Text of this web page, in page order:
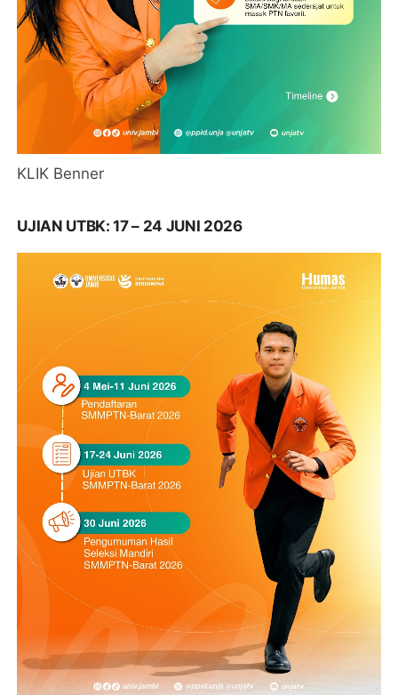
KLIK Benner
UJIAN UTBK: 17 – 24 JUNI 2026